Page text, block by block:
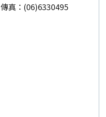
傳真：(06)6330495